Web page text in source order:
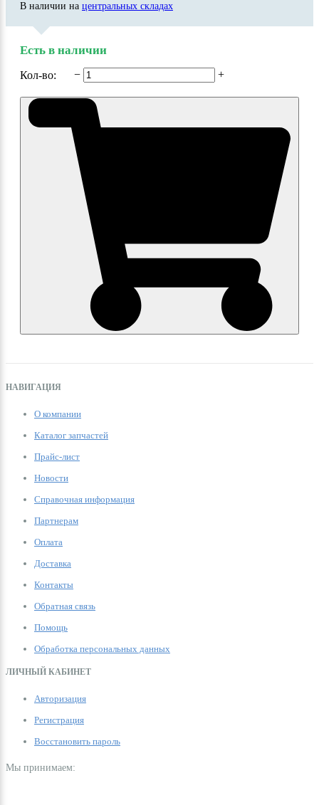
В наличии на центральных складах
Есть в наличии
Кол-во: − +
НАВИГАЦИЯ
О компании
Каталог запчастей
Прайс-лист
Новости
Справочная информация
Партнерам
Оплата
Доставка
Контакты
Обратная связь
Помощь
Обработка персональных данных
ЛИЧНЫЙ КАБИНЕТ
Авторизация
Регистрация
Восстановить пароль
Мы принимаем: